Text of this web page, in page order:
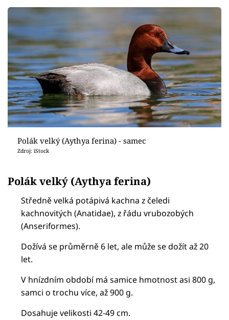
Polák velký (Aythya ferina) - samec
Zdroj: iStock
Polák velký (Aythya ferina)
Středně velká potápivá kachna z čeledi
kachnovitých (Anatidae), z řádu vrubozobých
(Anseriformes).
Dožívá se průměrně 6 let, ale může se dožít až 20
let.
V hnízdním období má samice hmotnost asi 800 g,
samci o trochu více, až 900 g.
Dosahuje velikosti 42-49 cm.